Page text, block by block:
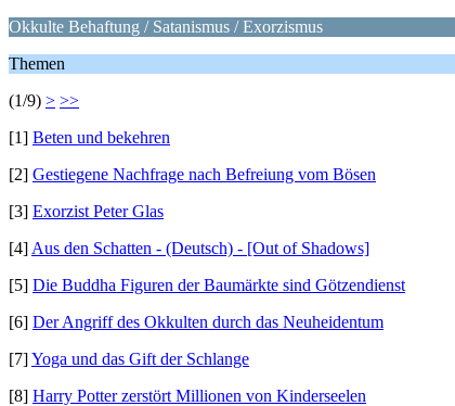
Okkulte Behaftung / Satanismus / Exorzismus
Themen
(1/9) > >>
[1] Beten und bekehren
[2] Gestiegene Nachfrage nach Befreiung vom Bösen
[3] Exorzist Peter Glas
[4] Aus den Schatten - (Deutsch) - [Out of Shadows]
[5] Die Buddha Figuren der Baumärkte sind Götzendienst
[6] Der Angriff des Okkulten durch das Neuheidentum
[7]Yoga und das Gift der Schlange
[8] Harry Potter zerstört Millionen von Kinderseelen